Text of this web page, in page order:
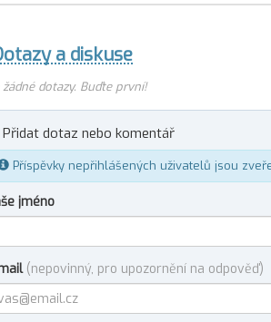
a diskuse
dotazy. Buďte první!
Přidat dotaz nebo komentář
Příspěvky nepřihlášených uživatelů jsou
jméno
(nepovinný, pro upozornění na odpověď)